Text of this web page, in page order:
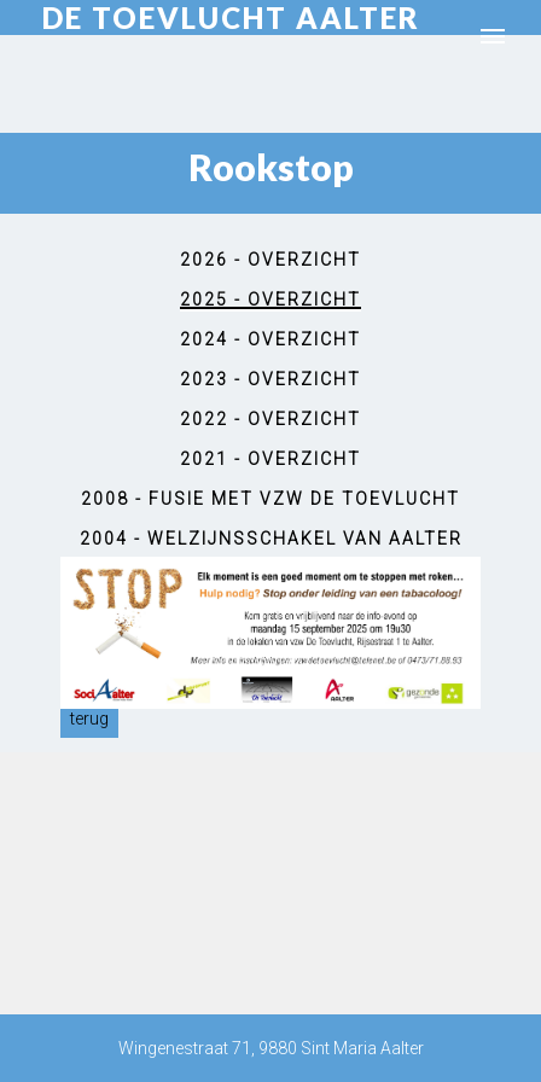
DE TOEVLUCHT AALTER
Rookstop
2026 - OVERZICHT
2025 - OVERZICHT
2024 - OVERZICHT
2023 - OVERZICHT
2022 - OVERZICHT
2021 - OVERZICHT
2008 - FUSIE MET VZW DE TOEVLUCHT
2004 - WELZIJNSSCHAKEL VAN AALTER
terug
Wingenestraat 71, 9880 Sint Maria Aalter